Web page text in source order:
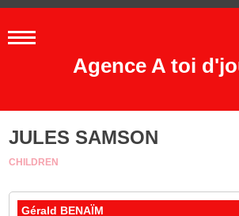
Agence A toi
JULES SAMSON
CHILDREN
Gérald BENAÏM